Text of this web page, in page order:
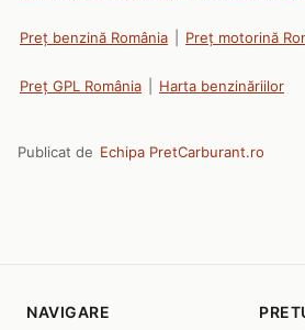
Preț benzină România Preț motorină
Preț GPL România Harta benzinăriilor
Publicat de Echipa PretCarburant.ro
NAVIGARE